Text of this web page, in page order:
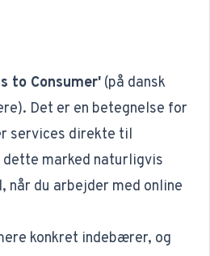
to Consumer' (på dansk
Det er en betegnelse for
services direkte til
marked naturligvis
når du arbejder med online
konkret indebærer, og